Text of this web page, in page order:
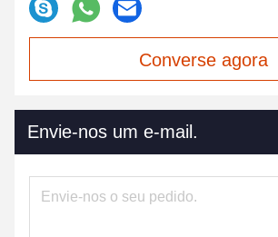
Converse agora
Envie-nos um e-mail.